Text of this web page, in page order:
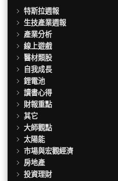
特斯拉週報
生技產業週報
產業分析
線上遊戲
醫材類股
自我成長
鋰電池
讀書心得
財報重點
其它
大師觀點
太陽能
市場與宏觀經濟
房地產
投資理財